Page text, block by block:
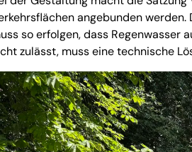
angebunden
so erfolgen, dass Regenwasser
zulässt, muss eine technische